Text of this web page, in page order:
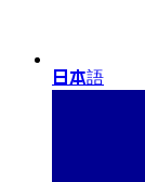
日本語